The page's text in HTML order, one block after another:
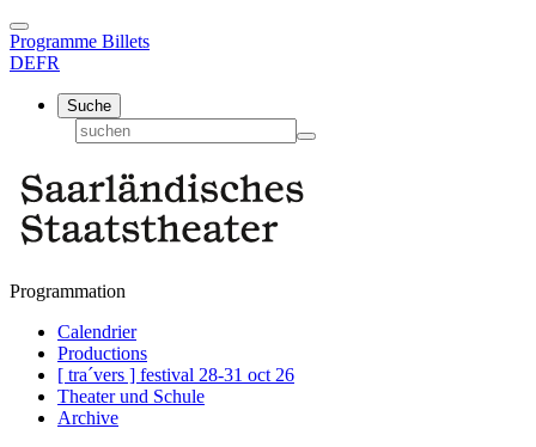
Programme Billets
DEFR
Suche
Programmation
Calendrier
Productions
[ tra´vers ] festival 28-31 oct 26
Theater und Schule
Archive